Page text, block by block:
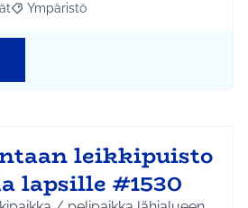
mukaan: Etelä-Tuusulan kylät
Rajaa tulokset teeman mukaan:
Ympäristö
leikkipuisto
lapsille #1530